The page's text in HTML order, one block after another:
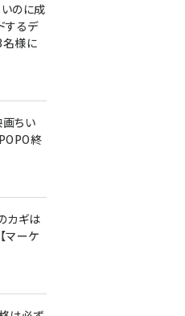
のに成
するデ
名様に
画ちい
終
カギは
マーケ